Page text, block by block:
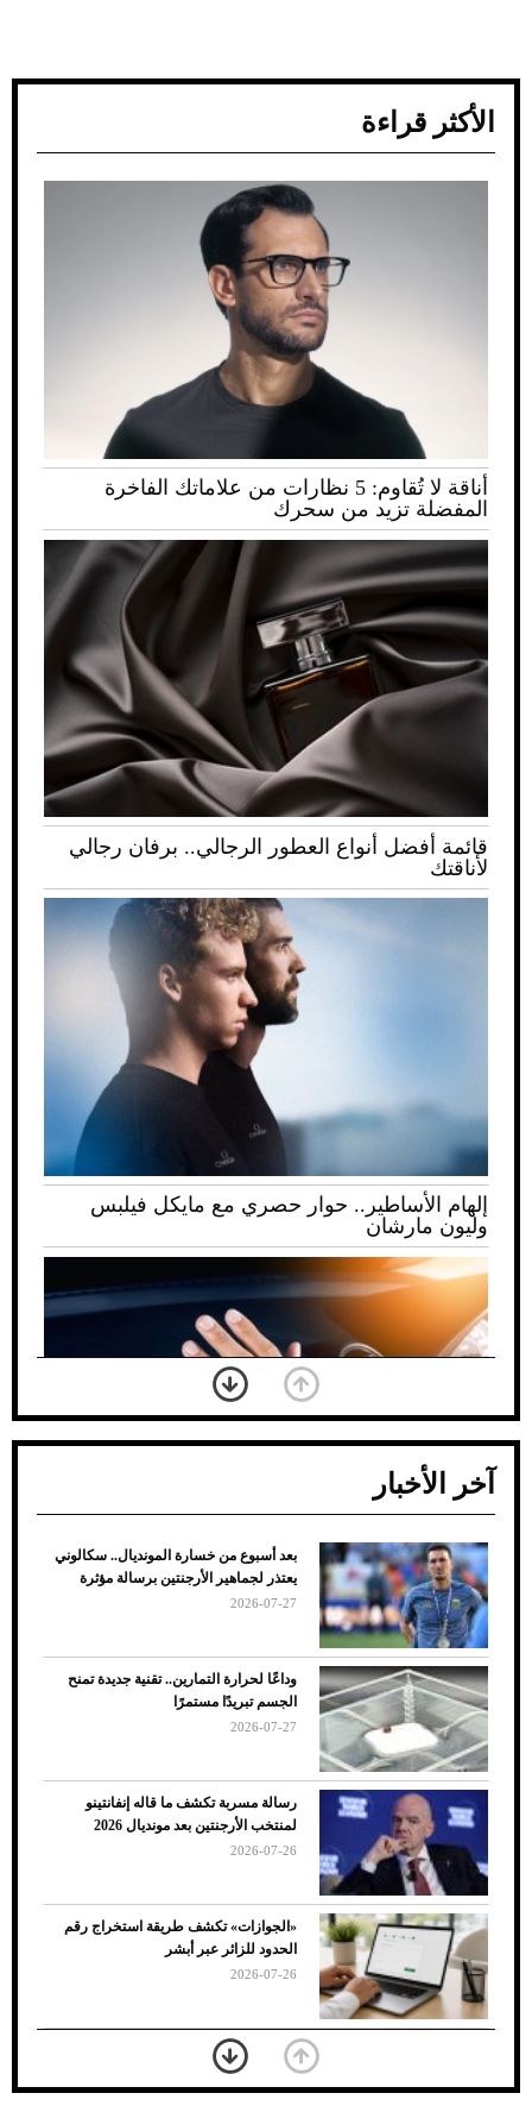
الأكثر قراءة
أناقة لا تُقاوم: 5 نظارات من علاماتك الفاخرة
المفضلة تزيد من سحرك
قائمة أفضل أنواع العطور الرجالي.. برفان رجالي
لأناقتك
إلهام الأساطير.. حوار حصري مع مايكل فيلبس
وليون مارشان
ضعف تبريد مكيف السيارة عند الوقوف.. أشهر
الأسباب والحلول
7 نصائح لاختيار لون البنطلون المناسب للقميص
الأسود
آخر الأخبار
بعد أسبوع من خسارة المونديال.. سكالوني
يعتذر لجماهير الأرجنتين برسالة مؤثرة
2026-07-27
وداعًا لحرارة التمارين.. تقنية جديدة تمنح
الجسم تبريدًا مستمرًا
2026-07-27
رسالة مسربة تكشف ما قاله إنفانتينو
لمنتخب الأرجنتين بعد مونديال 2026
2026-07-26
«الجوازات» تكشف طريقة استخراج رقم
الحدود للزائر عبر أبشر
2026-07-26
بعد 7 أشهر من تعرضه لحادث مروع.. جوشوا
يفوز على برينغا بـ"الضربة القاضية" (فيديو)